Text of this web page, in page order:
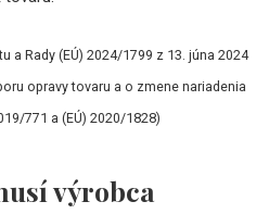
a Rady (EÚ) 2024/1799 z 13. júna 2024
opravy tovaru a o zmene nariadenia
771 a (EÚ) 2020/1828)
výrobca